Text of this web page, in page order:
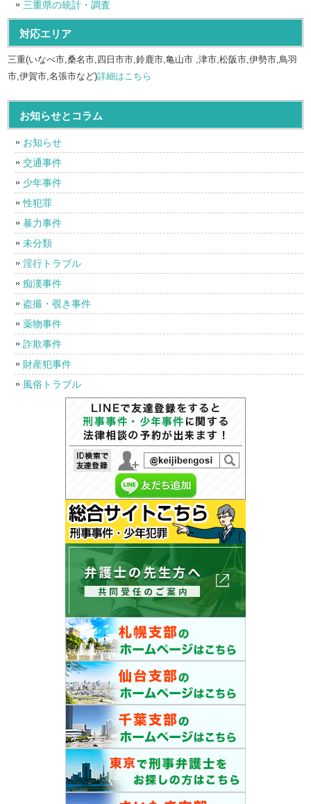
三重県の統計・調査
対応エリア
三重(いなべ市,桑名市,四日市市,鈴鹿市,亀山市 ,津市,松阪市,伊勢市,鳥羽
市,伊賀市,名張市など)詳細はこちら
お知らせとコラム
お知らせ
交通事件
少年事件
性犯罪
暴力事件
未分類
淫行トラブル
痴漢事件
盗撮・覗き事件
薬物事件
詐欺事件
財産犯事件
風俗トラブル